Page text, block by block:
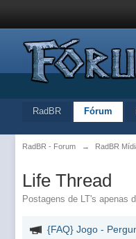
RadBR Fórum
RadBR - Forum → RadBR
Life Thread
Postagens de LT's apenas
{FAQ} Jogo -